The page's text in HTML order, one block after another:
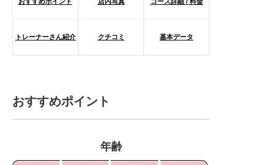
トレーナーさん紹介 クチコミ 基本データ
おすすめポイント
年齢